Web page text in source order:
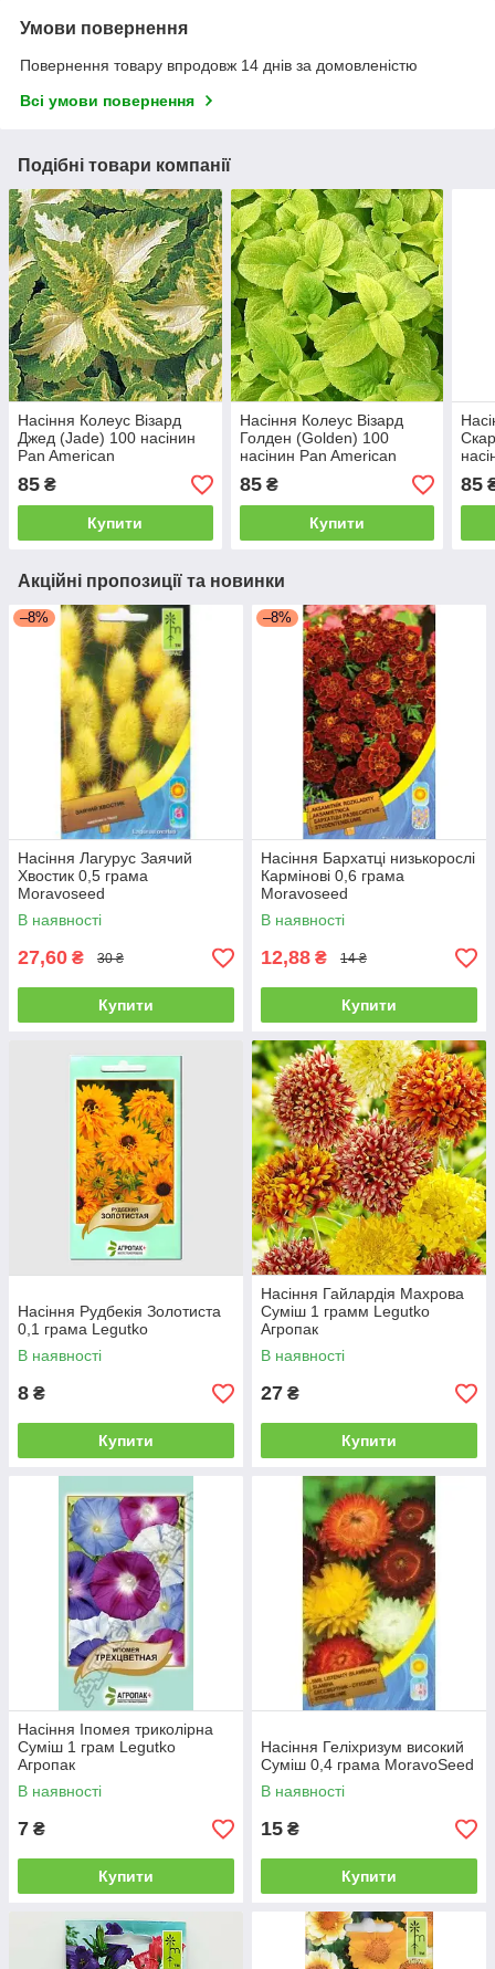
Умови повернення
Повернення товару впродовж 14 днів за домовленістю
Всі умови повернення
Подібні товари компанії
Насіння Колеус Візард
Джед (Jade) 100 насінин
Pan American
85 ₴
Купити
Насіння Колеус Візард
Голден (Golden) 100
насінин Pan American
85₴
Купити
85
Акційні пропозиції та новинки
–8%
Насіння Лагурус Заячий
Хвостик 0,5 грама
Moravoseed
В наявності
27,60 ₴ 30 ₴
Купити
–8%
Насіння Бархатці низькорослі
Кармінові 0,6 грама
Moravoseed
В наявності
12,88 ₴ 14 ₴
Купити
Насіння Рудбекія Золотиста
0,1 грама Legutko
В наявності
8 ₴
Купити
Насіння Гайлардія Махрова
Суміш 1 грамм Legutko
Агропак
В наявності
27 ₴
Купити
Насіння Іпомея триколірна
Суміш 1 грам Legutko
Агропак
В наявності
7 ₴
Купити
Насіння Геліхризум високий
Суміш 0,4 грама MoravoSeed
В наявності
15 ₴
Купити